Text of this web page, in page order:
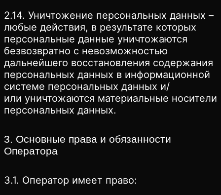
2.14. Уничтожение персональных данных –
любые действия, в результате которых
персональные данные уничтожаются
безвозвратно с невозможностью
дальнейшего восстановления содержания
персональных данных в информационной
системе персональных данных и/
или уничтожаются материальные носители
персональных данных.
3. Основные права и обязанности
Оператора
3.1. Оператор имеет право: